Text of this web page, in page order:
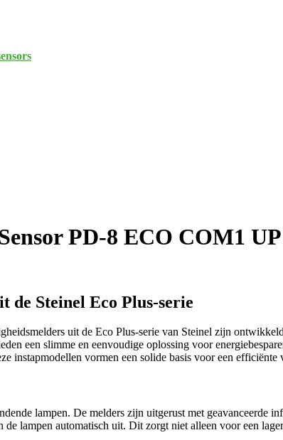
PD-8 ECO COM1
de Steinel Eco Plus-serie
uit de Eco Plus-serie van Steinel zijn
een slimme en eenvoudige oplossing voor
instapmodellen vormen een solide basis voor een efficiënte
lampen. De melders zijn uitgerust met geavanceerde
lampen automatisch uit. Dit zorgt niet alleen voor een